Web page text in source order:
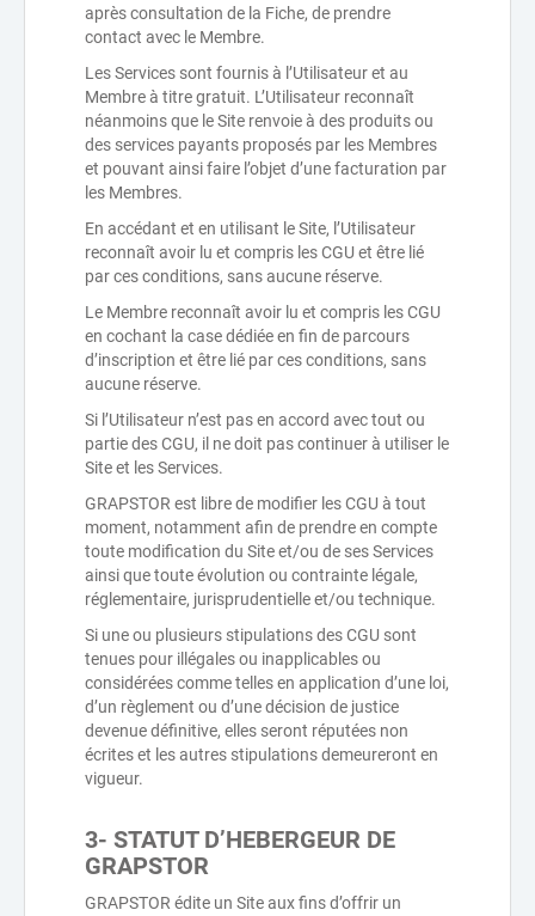
après consultation de la Fiche, de prendre
contact avec le Membre.
Les Services sont fournis à l’Utilisateur et au
Membre à titre gratuit. L’Utilisateur reconnaît
néanmoins que le Site renvoie à des produits ou
des services payants proposés par les Membres
et pouvant ainsi faire l’objet d’une facturation par
les Membres.
En accédant et en utilisant le Site, l’Utilisateur
reconnaît avoir lu et compris les CGU et être lié
par ces conditions, sans aucune réserve.
Le Membre reconnaît avoir lu et compris les CGU
en cochant la case dédiée en fin de parcours
d’inscription et être lié par ces conditions, sans
aucune réserve.
Si l’Utilisateur n’est pas en accord avec tout ou
partie des CGU, il ne doit pas continuer à utiliser le
Site et les Services.
GRAPSTOR est libre de modifier les CGU à tout
moment, notamment afin de prendre en compte
toute modification du Site et/ou de ses Services
ainsi que toute évolution ou contrainte légale,
réglementaire, jurisprudentielle et/ou technique.
Si une ou plusieurs stipulations des CGU sont
tenues pour illégales ou inapplicables ou
considérées comme telles en application d’une loi,
d’un règlement ou d’une décision de justice
devenue définitive, elles seront réputées non
écrites et les autres stipulations demeureront en
vigueur.
3- STATUT D’HEBERGEUR DE
GRAPSTOR
GRAPSTOR édite un Site aux fins d’offrir un